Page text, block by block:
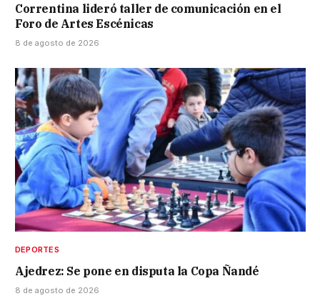
Correntina lideró taller de comunicación en el
Foro de Artes Escénicas
8 de agosto de 2026
DEPORTES
Ajedrez: Se pone en disputa la Copa Ñandé
8 de agosto de 2026